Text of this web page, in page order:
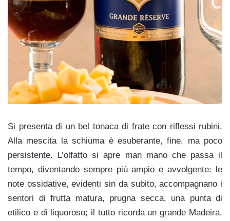
Si presenta di un bel tonaca di frate con riflessi rubini.
Alla mescita la schiuma è esuberante, fine, ma poco
persistente. L’olfatto si apre man mano che passa il
tempo, diventando sempre più ampio e avvolgente: le
note ossidative, evidenti sin da subito, accompagnano i
sentori di frutta matura, prugna secca, una punta di
etilico e di liquoroso; il tutto ricorda un grande Madeira.